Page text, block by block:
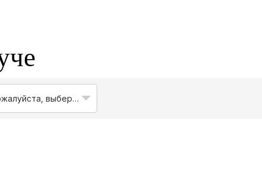
Пожалуйста, выберите вашу